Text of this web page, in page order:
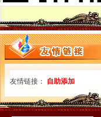
一步发网|重庆企业转让|重
营业执照注销公告西安晚
重庆：16家外资企业出资
今后个体户注销可走简易
重庆市环境保护局关于申
登报,挂失,营业执照登报,
租赁合同终止后房屋承租
代办餐饮营业执照_批发价
友情链接： 自助添加